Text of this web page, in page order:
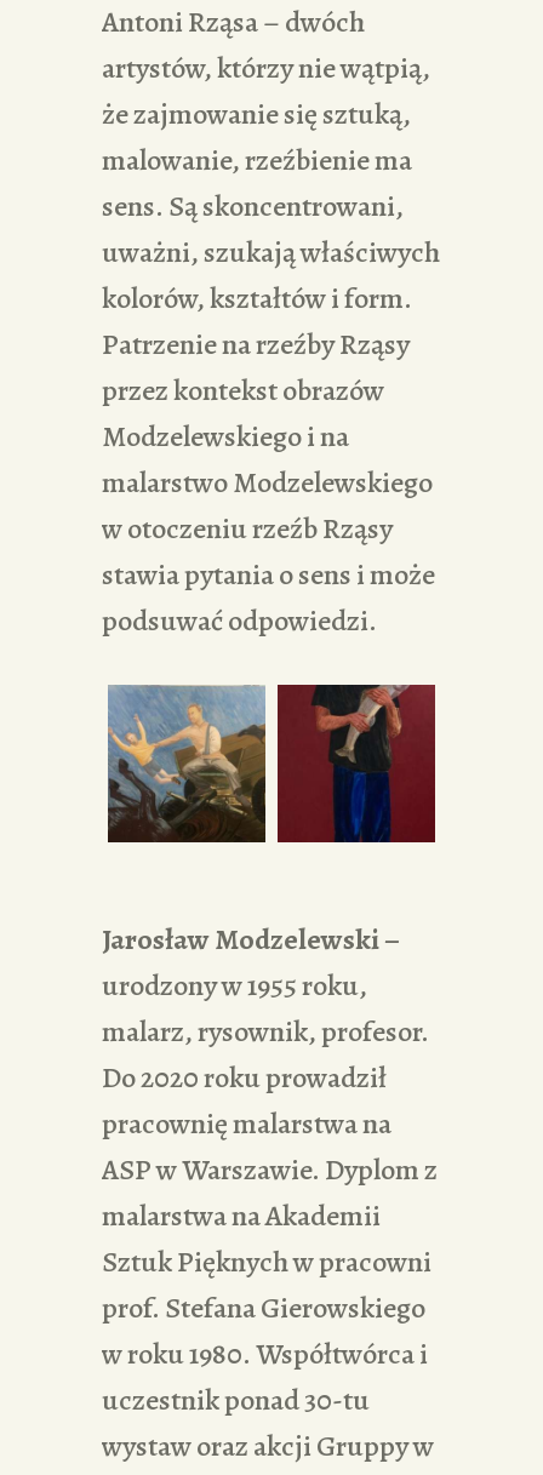
Antoni Rząsa – dwóch
artystów, którzy nie wątpią,
że zajmowanie się sztuką,
malowanie, rzeźbienie ma
sens. Są skoncentrowani,
uważni, szukają właściwych
kolorów, kształtów i form.
Patrzenie na rzeźby Rząsy
przez kontekst obrazów
Modzelewskiego i na
malarstwo Modzelewskiego
w otoczeniu rzeźb Rząsy
stawia pytania o sens i może
podsuwać odpowiedzi.
Jarosław Modzelewski –
urodzony w 1955 roku,
malarz, rysownik, profesor.
Do 2020 roku prowadził
pracownię malarstwa na
ASP w Warszawie. Dyplom z
malarstwa na Akademii
Sztuk Pięknych w pracowni
prof. Stefana Gierowskiego
w roku 1980. Współtwórca i
uczestnik ponad 30-tu
wystaw oraz akcji Gruppy w